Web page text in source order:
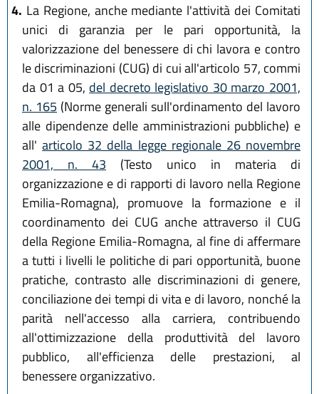
4. La Regione, anche mediante l'attività dei Comitati
unici di garanzia per le pari opportunità, la
valorizzazione del benessere di chi lavora e contro
le discriminazioni (CUG) di cui all'articolo 57, commi
da 01 a 05, del decreto legislativo 30 marzo 2001,
n. 165 (Norme generali sull'ordinamento del lavoro
alle dipendenze delle amministrazioni pubbliche) e
all'articolo 32 della legge regionale 26 novembre
2001, n. 43 (Testo unico in materia di
organizzazione e di rapporti di lavoro nella Regione
Emilia-Romagna), promuove la formazione e il
coordinamento dei CUG anche attraverso il CUG
della Regione Emilia-Romagna, al fine di affermare
a tutti i livelli le politiche di pari opportunità, buone
pratiche, contrasto alle discriminazioni di genere,
conciliazione dei tempi di vita e di lavoro, nonché la
parità nell'accesso alla carriera, contribuendo
all'ottimizzazione della produttività del lavoro
pubblico, all'efficienza delle prestazioni, al
benessere organizzativo.